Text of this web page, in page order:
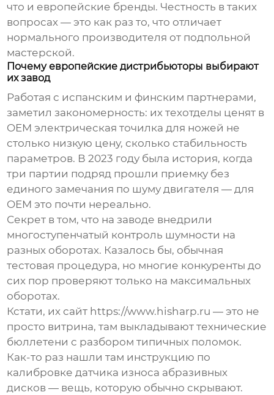
что и европейские бренды. Честность в таких
вопросах — это как раз то, что отличает
нормального производителя от подпольной
мастерской.
Почему европейские дистрибьюторы выбирают
их завод
Работая с испанским и финским партнерами,
заметил закономерность: их техотделы ценят в
OEM электрическая точилка для ножей не
столько низкую цену, сколько стабильность
параметров. В 2023 году была история, когда
три партии подряд прошли приемку без
единого замечания по шуму двигателя — для
OEM это почти нереально.
Секрет в том, что на заводе внедрили
многоступенчатый контроль шумности на
разных оборотах. Казалось бы, обычная
тестовая процедура, но многие конкуренты до
сих пор проверяют только на максимальных
оборотах.
Кстати, их сайт https://www.hisharp.ru — это не
просто витрина, там выкладывают технические
бюллетени с разбором типичных поломок.
Как-то раз нашли там инструкцию по
калибровке датчика износа абразивных
дисков — вещь, которую обычно скрывают.